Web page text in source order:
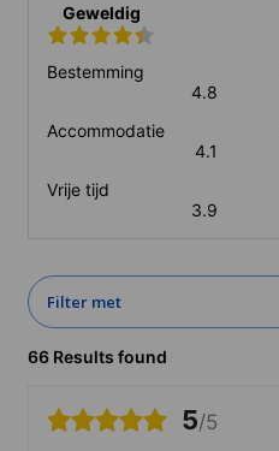
Geweldig
Bestemming
4.8
Accommodatie
4.1
Vrije tijd
3.9
Filter met
66 Results found
5/5